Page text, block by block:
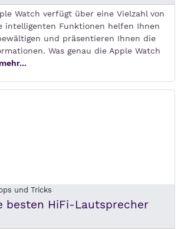
Watch verfügt über eine Vielzahl von
intelligenten Funktionen helfen Ihnen
und präsentieren Ihnen die
Was genau die Apple Watch
mehr...
und Tricks
besten HiFi-Lautsprecher